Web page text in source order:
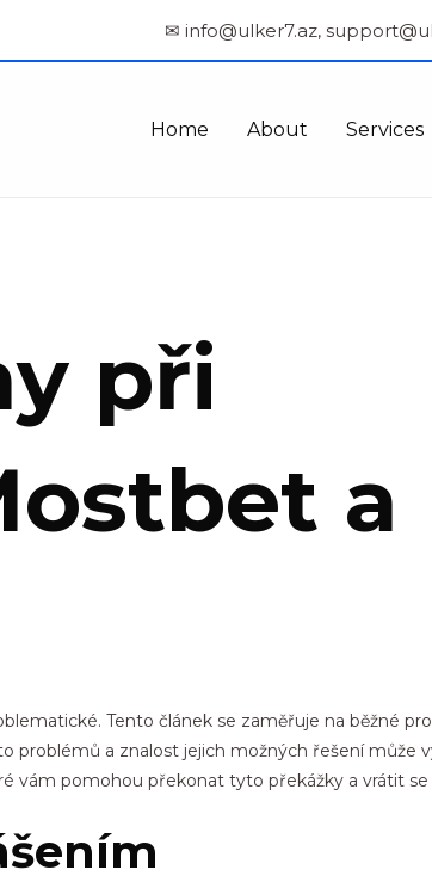
✉ info@ulker7.az,
Home About Services
při
a
Tento článek se zaměřuje na běžné
problémů a znalost jejich možných řešení může
vám pomohou překonat tyto překážky a vrátit se